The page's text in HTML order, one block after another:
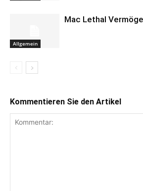
Allgemein
Mac Lethal
Kommentieren Sie den Artikel